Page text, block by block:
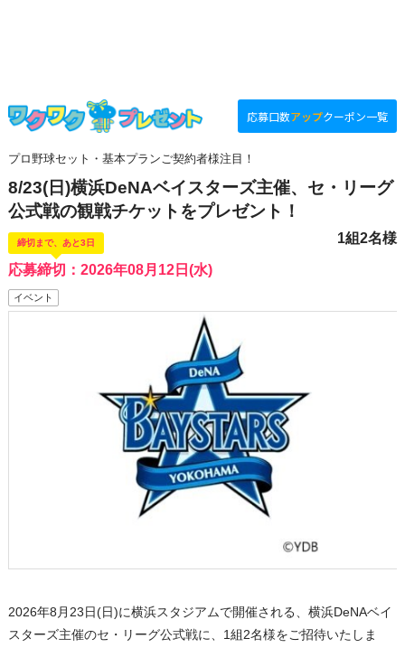
応募口数アップクーポン一覧
プロ野球セット・基本プランご契約者様注目！
8/23(日)横浜DeNAベイスターズ主催、セ・リーグ
公式戦の観戦チケットをプレゼント！
応募締切：2026年08月12日(水)
締切まで、あと3日 1組2名様
イベント
2026年8月23日(日)に横浜スタジアムで開催される、横浜DeNAベイ
スターズ主催のセ・リーグ公式戦に、1組2名様をご招待いたしま